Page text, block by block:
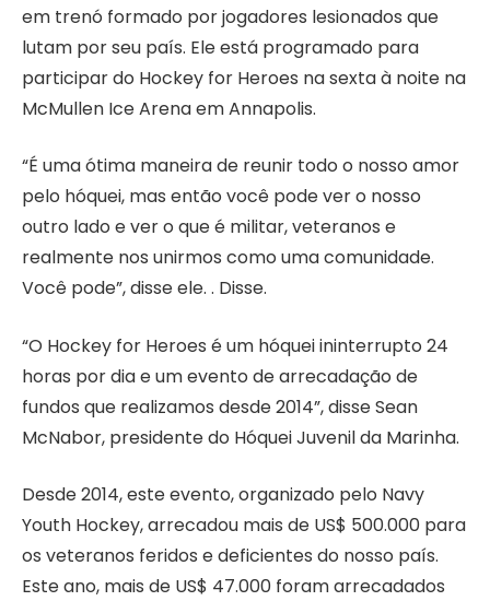
em trenó formado por jogadores lesionados que
lutam por seu país. Ele está programado para
participar do Hockey for Heroes na sexta à noite na
McMullen Ice Arena em Annapolis.
“É uma ótima maneira de reunir todo o nosso amor
pelo hóquei, mas então você pode ver o nosso
outro lado e ver o que é militar, veteranos e
realmente nos unirmos como uma comunidade.
Você pode”, disse ele. . Disse.
“O Hockey for Heroes é um hóquei ininterrupto 24
horas por dia e um evento de arrecadação de
fundos que realizamos desde 2014”, disse Sean
McNabor, presidente do Hóquei Juvenil da Marinha.
Desde 2014, este evento, organizado pelo Navy
Youth Hockey, arrecadou mais de US$ 500.000 para
os veteranos feridos e deficientes do nosso país.
Este ano, mais de US$ 47.000 foram arrecadados